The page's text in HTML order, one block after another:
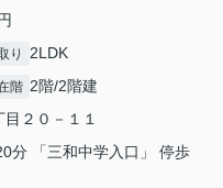
り 2LDK
階 2階/2階建
目２０－１１
分 「三和中学入口」 停歩